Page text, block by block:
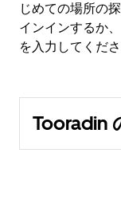
じめての場所の
インインするか
を入力してくださ
Tooradin